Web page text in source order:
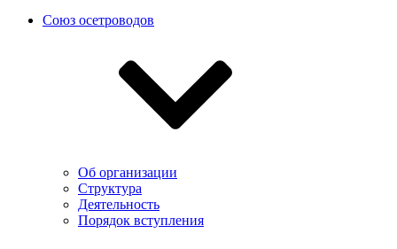
Союз осетроводов
Об организации
Структура
Деятельность
Порядок вступления